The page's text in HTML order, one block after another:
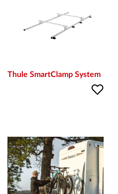
Thule SmartClamp System
ПЛАТФОРМА ЗА ОРС